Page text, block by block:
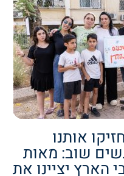
אותנו
שוב: מאות
הארץ יציינו את